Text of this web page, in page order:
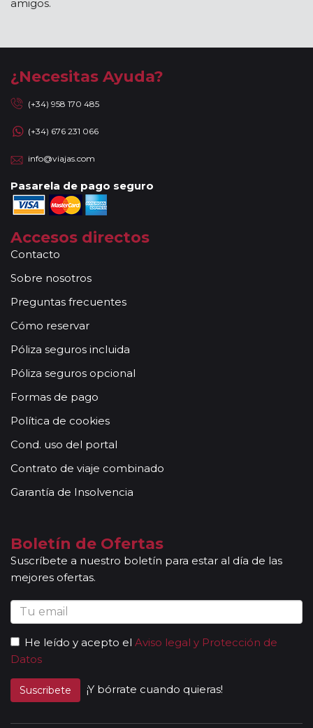
amigos.
¿Necesitas Ayuda?
(+34) 958 170 485
(+34) 676 231 066
info@viajas.com
Pasarela de pago seguro
Accesos directos
Contacto
Sobre nosotros
Preguntas frecuentes
Cómo reservar
Póliza seguros incluida
Póliza seguros opcional
Formas de pago
Política de cookies
Cond. uso del portal
Contrato de viaje combinado
Garantía de Insolvencia
Boletín de Ofertas
Suscríbete a nuestro boletín para estar al día de las
mejores ofertas.
He leído y acepto el Aviso legal y Protección de
Datos
Suscribete ¡Y bórrate cuando quieras!